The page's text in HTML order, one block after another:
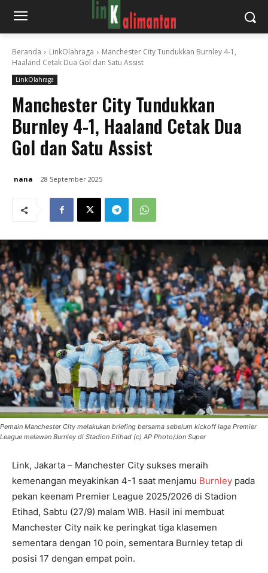
Beranda LinkOlahraga
Manchester City Tundukkan Burnley 4-1,
Haaland Cetak Dua Gol dan Satu Assist
LinkOlahraga
Manchester City Tundukkan
Burnley 4-1, Haaland Cetak Dua
Gol dan Satu Assist
nana 28 September 2025
Pemain Manchester City melakukan briefing bersama sebelum kickoff laga Premier
League melawan Burnley di Stadion Etihad (c) AP Photo/Jon Super
Link, Jakarta – Manchester City sukses meraih
kemenangan meyakinkan 4-1 saat menjamu Burnley pada
pekan keenam Premier League 2025/2026 di Stadion
Etihad, Sabtu (27/9) malam WIB. Hasil ini membuat
Manchester City naik ke peringkat tiga klasemen
sementara dengan 10 poin, sementara Burnley tetap di
posisi 17 dengan empat poin.